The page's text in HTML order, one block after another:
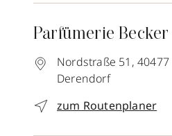
Parfümerie Becker
Nordstraße 51, 40477
Derendorf
zum Routenplaner